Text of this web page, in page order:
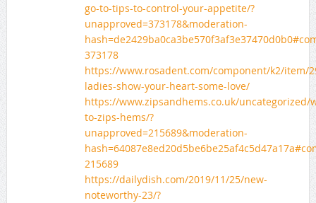
go-to-tips-to-control-your-appetite/?
unapproved=373178&moderation-
373178
https://www.rosadent.com/component/k2/item/
ladies-show-your-heart-some-love/
https://www.zipsandhems.co.uk/uncategorized/
to-zips-hems/?
unapproved=215689&moderation-
215689
https://dailydish.com/2019/11/25/new-
noteworthy-23/?